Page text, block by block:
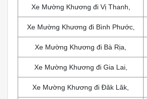
Xe Mường Khương đi Vị Thanh,
Xe Mường Khương đi Bình Phước,
Xe Mường Khương đi Bà Rịa,
Xe Mường Khương đi Gia Lai,
Xe Mường Khương đi Đăk Lăk,